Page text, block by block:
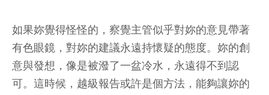
如果妳覺得怪怪的，察覺主管似乎對妳的意見帶著
有色眼鏡，對妳的建議永遠持懷疑的態度。妳的創
意與發想，像是被潑了一盆冷水，永遠得不到認
可。這時候，越級報告或許是個方法，能夠讓妳的